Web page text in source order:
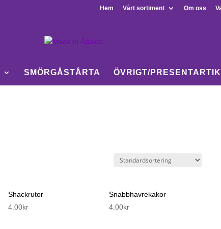
Hem Vårt sortiment Om oss
SMÖRGÅSTÅRTA ÖVRIGT/
Shackrutor
4.00kr
Snabbhavrekakor
4.00kr